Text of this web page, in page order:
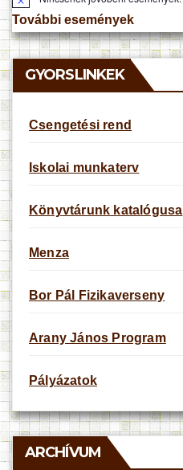
N
o
t
i
c
e
További események
GYORSLINKEK
Csengetési rend
Iskolai munkaterv
Könyvtárunk katalógusa
Menza
Bor Pál Fizikaverseny
Arany János Program
Pályázatok
ARCHÍVUM